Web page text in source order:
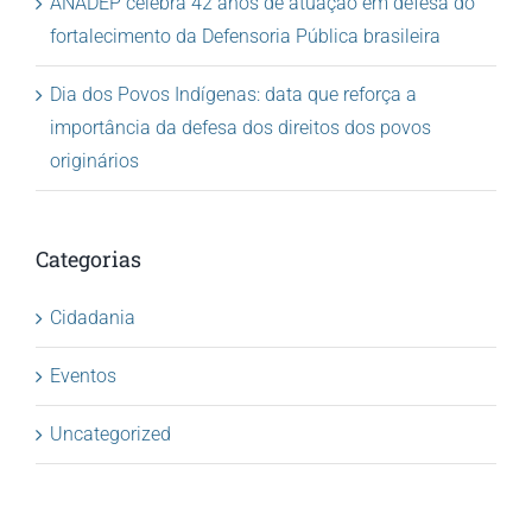
fortalecimento da Defensoria Pública brasileira
Dia dos Povos Indígenas: data que reforça a
importância da defesa dos direitos dos povos
originários
Categorias
Cidadania
Eventos
Uncategorized